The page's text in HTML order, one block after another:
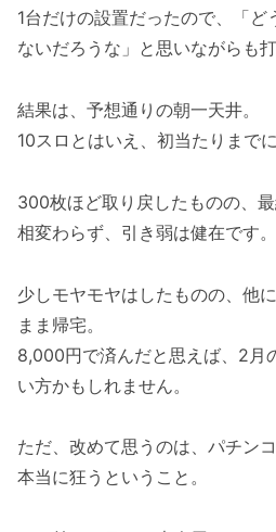
1台だけの設置だったので、「
ないだろうな」と思いながらも
結果は、予想通りの朝一天井。
10スロとはいえ、初当たりまで
300枚ほど取り戻したものの、
相変わらず、引き弱は健在です。
少しモヤモヤはしたものの、他
まま帰宅。
8,000円で済んだと思えば、2月
い方かもしれません。
ただ、改めて思うのは、パチン
本当に狂うということ。